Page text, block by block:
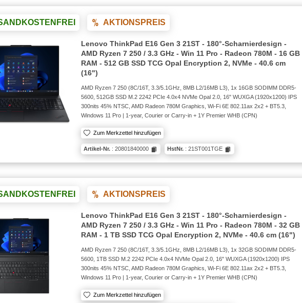
AKTIONSPREIS
Lenovo ThinkPad E16 Gen 3 21ST - 180°-Scharnierdesign -
AMD Ryzen 7 250 / 3.3 GHz - Win 11 Pro - Radeon 780M - 16 GB
RAM - 512 GB SSD TCG Opal Encryption 2, NVMe - 40.6 cm
(16")
AMD Ryzen 7 250 (8C/16T, 3.3/5.1GHz, 8MB L2/16MB L3), 1x 16GB SODIMM DDR5-
5600, 512GB SSD M.2 2242 PCIe 4.0x4 NVMe Opal 2.0, 16" WUXGA (1920x1200) IPS
300nits 45% NTSC, AMD Radeon 780M Graphics, Wi-Fi 6E 802.11ax 2x2 + BT5.3,
Windows 11 Pro | 1-year, Courier or Carry-in + 1Y Premier WHB (CPN)
Zum Merkzettel hinzufügen
Artikel-Nr. : 20801840000 HstNr. : 21ST001TGE
AKTIONSPREIS
Lenovo ThinkPad E16 Gen 3 21ST - 180°-Scharnierdesign -
AMD Ryzen 7 250 / 3.3 GHz - Win 11 Pro - Radeon 780M - 32 GB
RAM - 1 TB SSD TCG Opal Encryption 2, NVMe - 40.6 cm (16")
AMD Ryzen 7 250 (8C/16T, 3.3/5.1GHz, 8MB L2/16MB L3), 1x 32GB SODIMM DDR5-
5600, 1TB SSD M.2 2242 PCIe 4.0x4 NVMe Opal 2.0, 16" WUXGA (1920x1200) IPS
300nits 45% NTSC, AMD Radeon 780M Graphics, Wi-Fi 6E 802.11ax 2x2 + BT5.3,
Windows 11 Pro | 1-year, Courier or Carry-in + 1Y Premier WHB (CPN)
Zum Merkzettel hinzufügen